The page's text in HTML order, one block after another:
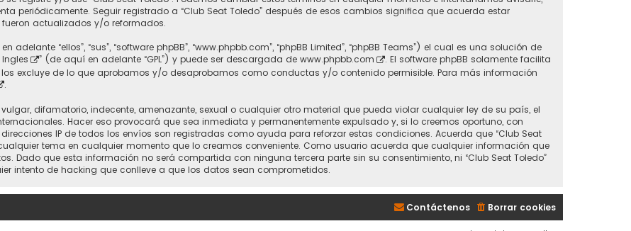
periódicamente. Seguir registrado a “Club Seat Toledo” después de esos cambios significa que acuerda estar
actualizados y/o reformados.
“ellos”, “sus”, “software phpBB”, “www.phpbb.com”, “phpBB Limited”, “phpBB Teams”) el cual es una solución de
Ingles ” (de aquí en adelante “GPL”) y puede ser descargada de www.phpbb.com
. El software phpBB solamente facilita
los excluye de lo que aprobamos y/o desaprobamos como conductas y/o contenido permisible. Para más información
.
difamatorio, indecente, amenazante, sexual o cualquier otro material que pueda violar cualquier ley de su país, el
Hacer eso provocará que sea inmediata y permanentemente expulsado y, si lo creemos oportuno, con
IP de todos los envíos son registradas como ayuda para reforzar estas condiciones. Acuerda que “Club Seat
tema en cualquier momento que lo creamos conveniente. Como usuario acuerda que cualquier información que
Dado que esta información no será compartida con ninguna tercera parte sin su consentimiento, ni “Club Seat Toledo”
intento de hacking que conlleve a que los datos sean comprometidos.
Borrar cookies
Contáctenos